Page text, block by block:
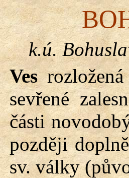
k.ú.
Ves
sevřené
části
později
sv. války